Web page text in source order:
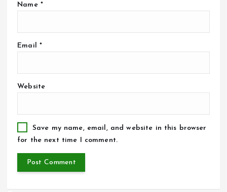
Name *
Email *
Website
Save my name, email, and website in this browser
for the next time I comment.